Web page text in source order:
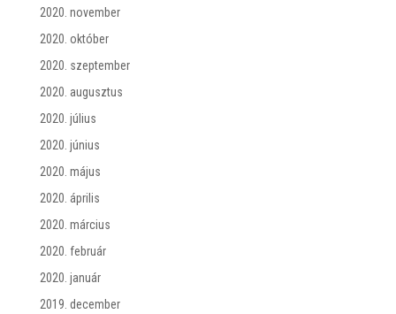
2020. november
2020. október
2020. szeptember
2020. augusztus
2020. július
2020. június
2020. május
2020. április
2020. március
2020. február
2020. január
2019. december